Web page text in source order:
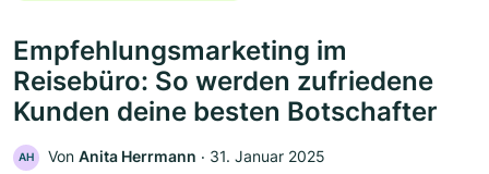
Empfehlungsmarketing im
Reisebüro: So werden zufriedene
Kunden deine besten Botschafter
AH Von Anita Herrmann ‧ 31. Januar 2025